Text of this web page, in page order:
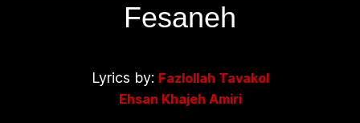
Fesaneh
Lyrics by: Fazlollah Tavakol
Ehsan Khajeh Amiri